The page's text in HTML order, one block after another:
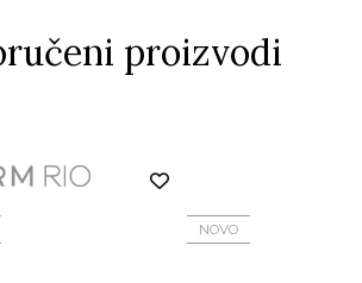
proizvodi